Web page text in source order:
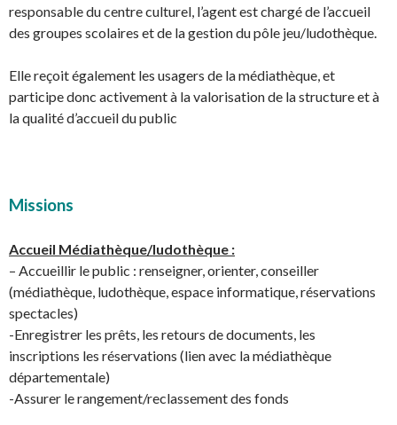
responsable du centre culturel, l’agent est chargé de l’accueil
des groupes scolaires et de la gestion du pôle jeu/ludothèque.
Elle reçoit également les usagers de la médiathèque, et
participe donc activement à la valorisation de la structure et à
la qualité d’accueil du public
Missions
Accueil Médiathèque/ludothèque :
– Accueillir le public : renseigner, orienter, conseiller
(médiathèque, ludothèque, espace informatique, réservations
spectacles)
-Enregistrer les prêts, les retours de documents, les
inscriptions les réservations (lien avec la médiathèque
départementale)
-Assurer le rangement/reclassement des fonds